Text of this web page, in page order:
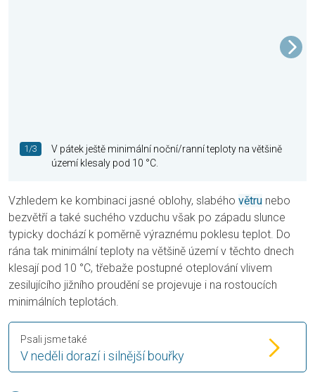
1/3
V pátek ještě minimální noční/ranní teploty na většině
území klesaly pod 10 °C.
Vzhledem ke kombinaci jasné oblohy, slabého větru nebo
bezvětří a také suchého vzduchu však po západu slunce
typicky dochází k poměrně výraznému poklesu teplot. Do
rána tak minimální teploty na většině území v těchto dnech
klesají pod 10 °C, třebaže postupné oteplování vlivem
zesilujícího jižního proudění se projevuje i na rostoucích
minimálních teplotách.
V neděli dorazí i silnější bouřky
Psali jsme také